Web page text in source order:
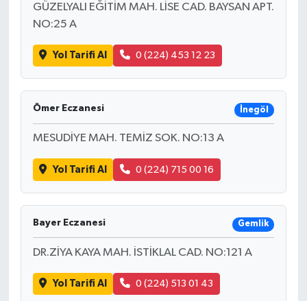
GÜZELYALI EĞİTİM MAH. LİSE CAD. BAYSAN APT.
NO:25 A
Yol Tarifi Al 0 (224) 453 12 23
Ömer Eczanesi İnegöl
MESUDİYE MAH. TEMİZ SOK. NO:13 A
Yol Tarifi Al 0 (224) 715 00 16
Bayer Eczanesi Gemlik
DR.ZİYA KAYA MAH. İSTİKLAL CAD. NO:121 A
Yol Tarifi Al 0 (224) 513 01 43